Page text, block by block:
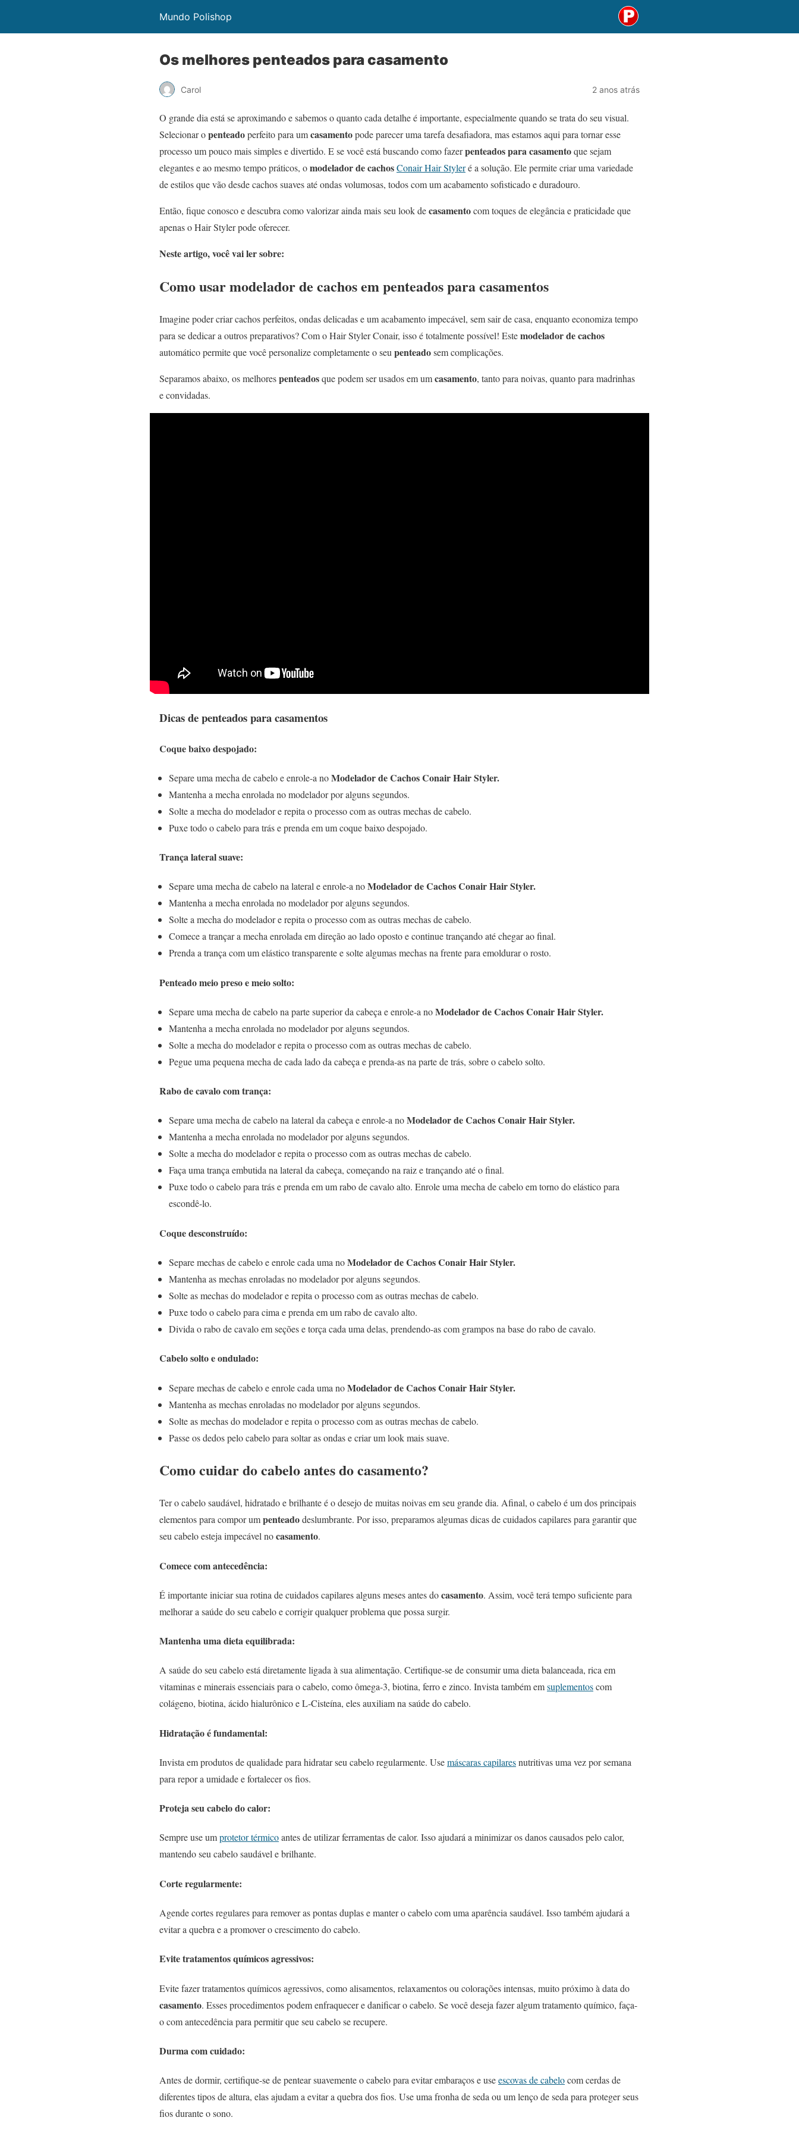
Mundo Polishop
Os melhores penteados para casamento
Carol 2 anos atrás
O grande dia está se aproximando e sabemos o quanto cada detalhe é importante, especialmente quando se trata do seu visual.
Selecionar openteadoperfeito para umcasamentopode parecer uma tarefa desafiadora, mas estamos aqui para tornar esse
processo um pouco mais simples e divertido. E se você está buscando como fazerpenteados para casamentoque sejam
elegantes e ao mesmo tempo práticos, omodelador de cachosConair Hair Styleré a solução. Ele permite criar uma variedade
de estilos que vão desde cachos suaves até ondas volumosas, todos com um acabamento sofisticado e duradouro.
Então, fique conosco e descubra como valorizar ainda mais seu look decasamentocom toques de elegância e praticidade que
apenas o Hair Styler pode oferecer.
Neste artigo, você vai ler sobre:
Como usar modelador de cachos em penteados para casamentos
Imagine poder criar cachos perfeitos, ondas delicadas e um acabamento impecável, sem sair de casa, enquanto economiza tempo
para se dedicar a outros preparativos? Com o Hair Styler Conair, isso é totalmente possível! Estemodelador de cachos
automático permite que você personalize completamente o seu penteadosem complicações.
Separamos abaixo, os melhorespenteadosque podem ser usados em umcasamento, tanto para noivas, quanto para madrinhas
e convidadas.
Dicas de penteados para casamentos
Coque baixo despojado:
Separe uma mecha de cabelo e enrole-a noModelador de Cachos Conair Hair Styler.
Mantenha a mecha enrolada no modelador por alguns segundos.
Solte a mecha do modelador e repita o processo com as outras mechas de cabelo.
Puxe todo o cabelo para trás e prenda em um coque baixo despojado.
Trança lateral suave:
Separe uma mecha de cabelo na lateral e enrole-a noModelador de Cachos Conair Hair Styler.
Mantenha a mecha enrolada no modelador por alguns segundos.
Solte a mecha do modelador e repita o processo com as outras mechas de cabelo.
Comece a trançar a mecha enrolada em direção ao lado oposto e continue trançando até chegar ao final.
Prenda a trança com um elástico transparente e solte algumas mechas na frente para emoldurar o rosto.
Penteado meio preso e meio solto:
Separe uma mecha de cabelo na parte superior da cabeça e enrole-a noModelador de Cachos Conair Hair Styler.
Mantenha a mecha enrolada no modelador por alguns segundos.
Solte a mecha do modelador e repita o processo com as outras mechas de cabelo.
Pegue uma pequena mecha de cada lado da cabeça e prenda-as na parte de trás, sobre o cabelo solto.
Rabo de cavalo com trança:
Separe uma mecha de cabelo na lateral da cabeça e enrole-a noModelador de Cachos Conair Hair Styler.
Mantenha a mecha enrolada no modelador por alguns segundos.
Solte a mecha do modelador e repita o processo com as outras mechas de cabelo.
Faça uma trança embutida na lateral da cabeça, começando na raiz e trançando até o final.
Puxe todo o cabelo para trás e prenda em um rabo de cavalo alto. Enrole uma mecha de cabelo em torno do elástico para
escondê-lo.
Coque desconstruído:
Separe mechas de cabelo e enrole cada uma noModelador de Cachos Conair Hair Styler.
Mantenha as mechas enroladas no modelador por alguns segundos.
Solte as mechas do modelador e repita o processo com as outras mechas de cabelo.
Puxe todo o cabelo para cima e prenda em um rabo de cavalo alto.
Divida o rabo de cavalo em seções e torça cada uma delas, prendendo-as com grampos na base do rabo de cavalo.
Cabelo solto e ondulado:
Separe mechas de cabelo e enrole cada uma noModelador de Cachos Conair Hair Styler.
Mantenha as mechas enroladas no modelador por alguns segundos.
Solte as mechas do modelador e repita o processo com as outras mechas de cabelo.
Passe os dedos pelo cabelo para soltar as ondas e criar um look mais suave.
Como cuidar do cabelo antes do casamento?
Ter o cabelo saudável, hidratado e brilhante é o desejo de muitas noivas em seu grande dia. Afinal, o cabelo é um dos principais
elementos para compor umpenteadodeslumbrante. Por isso, preparamos algumas dicas de cuidados capilares para garantir que
seu cabelo esteja impecável nocasamento.
Comece com antecedência:
É importante iniciar sua rotina de cuidados capilares alguns meses antes docasamento. Assim, você terá tempo suficiente para
melhorar a saúde do seu cabelo e corrigir qualquer problema que possa surgir.
Mantenha uma dieta equilibrada:
A saúde do seu cabelo está diretamente ligada à sua alimentação. Certifique-se de consumir uma dieta balanceada, rica em
vitaminas e minerais essenciais para o cabelo, como ômega-3, biotina, ferro e zinco. Invista também emsuplementoscom
colágeno, biotina, ácido hialurônico e L-Cisteína, eles auxiliam na saúde do cabelo.
Hidratação é fundamental:
Invista em produtos de qualidade para hidratar seu cabelo regularmente. Usemáscaras capilaresnutritivas uma vez por semana
para repor a umidade e fortalecer os fios.
Proteja seu cabelo do calor:
Sempre use umprotetor térmicoantes de utilizar ferramentas de calor. Isso ajudará a minimizar os danos causados pelo calor,
mantendo seu cabelo saudável e brilhante.
Corte regularmente:
Agende cortes regulares para remover as pontas duplas e manter o cabelo com uma aparência saudável. Isso também ajudará a
evitar a quebra e a promover o crescimento do cabelo.
Evite tratamentos químicos agressivos:
Evite fazer tratamentos químicos agressivos, como alisamentos, relaxamentos ou colorações intensas, muito próximo à data do
casamento. Esses procedimentos podem enfraquecer e danificar o cabelo. Se você deseja fazer algum tratamento químico, faça-
o com antecedência para permitir que seu cabelo se recupere.
Durma com cuidado:
Antes de dormir, certifique-se de pentear suavemente o cabelo para evitar embaraços e useescovas de cabelocom cerdas de
diferentes tipos de altura, elas ajudam a evitar a quebra dos fios. Use uma fronha de seda ou um lenço de seda para proteger seus
fios durante o sono.